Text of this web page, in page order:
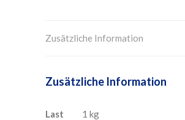
Zusätzliche Information
Zusätzliche Information
Last 1 kg